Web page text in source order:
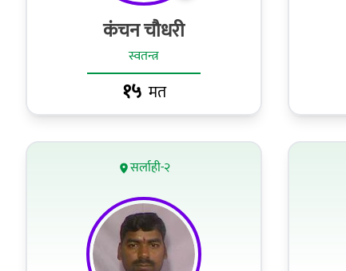
कंचन चौधरी
स्वतन्त्र
१५ मत
सर्लाही-२